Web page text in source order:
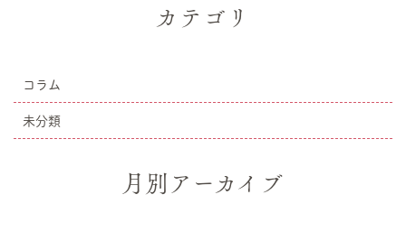
カテゴリ
コラム
未分類
月別アーカイブ